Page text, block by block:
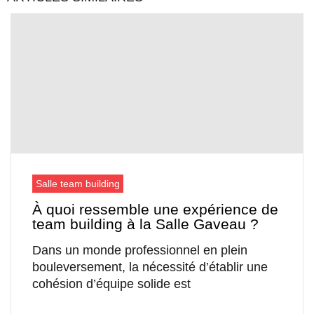
Salle team building
À quoi ressemble une expérience de
team building à la Salle Gaveau ?
Dans un monde professionnel en plein
bouleversement, la nécessité d’établir une
cohésion d’équipe solide est